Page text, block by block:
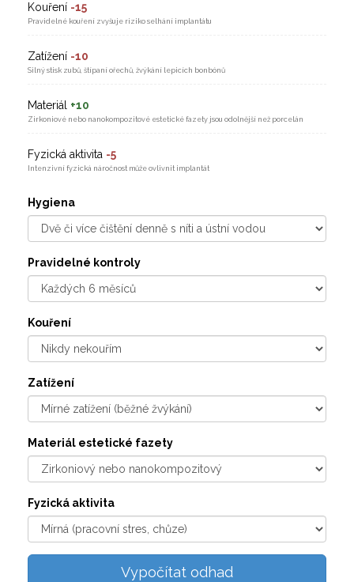
Kouření -15
Pravidelné kouření zvyšuje riziko selhání implantátu
Zatížení -10
Silný stisk zubů, štípaní ořechů, žvýkání lepicích bonbónů
Materiál +10
Zirkoniové nebo nanokompozitové estetické fazety jsou odolnější než porcelán
Fyzická aktivita -5
Intenzivní fyzická náročnost může ovlivnit implantát
Hygiena
Pravidelné kontroly
Kouření
Zatížení
Materiál estetické fazety
Fyzická aktivita
Vypočítat odhad